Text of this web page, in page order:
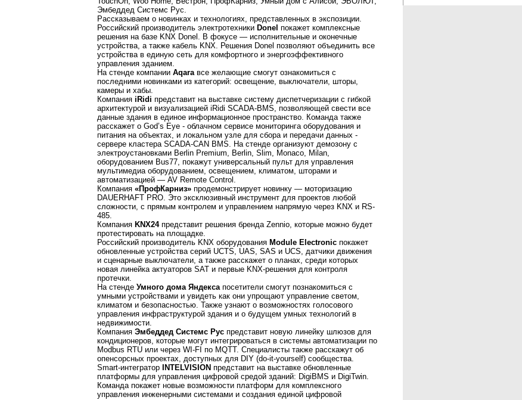
Эмбеддед Системс Рус.
Рассказываем о новинках и технологиях, представленных в экспозиции.
Российский производитель электротехники Donel покажет комплексные
решения на базе KNX Donel. В фокусе — исполнительные и оконечные
устройства, а также кабель KNX. Решения Donel позволяют объединить все
устройства в единую сеть для комфортного и энергоэффективного
управления зданием.
На стенде компании Aqara все желающие смогут ознакомиться с
последними новинками из категорий: освещение, выключатели, шторы,
камеры и хабы.
Компания iRidi представит на выставке систему диспетчеризации с гибкой
архитектурой и визуализацией iRidi SCADA-BMS, позволяющей свести все
данные здания в единое информационное пространство. Команда также
расскажет о God’s Eye - облачном сервисе мониторинга оборудования и
питания на объектах, и локальном узле для сбора и передачи данных -
сервере кластера SCADA-CAN BMS. На стенде организуют демозону с
электроустановками Berlin Premium, Berlin, Slim, Monaco, Milan,
оборудованием Bus77, покажут универсальный пульт для управления
мультимедиа оборудованием, освещением, климатом, шторами и
автоматизацией — AV Remote Control.
Компания «ПрофКарниз» продемонстрирует новинку — моторизацию
DAUERHAFT PRO. Это эксклюзивный инструмент для проектов любой
сложности, с прямым контролем и управлением напрямую через KNX и RS-
485.
Компания KNX24представит решения бренда Zennio, которые можно будет
протестировать на площадке.
Российский производитель KNX оборудования Module Electronic покажет
обновленные устройства серий UCTS, UAS, SAS и UCS, датчики движения
и сценарные выключатели, а также расскажет о планах, среди которых
новая линейка актуаторов SAT и первые KNX-решения для контроля
протечки.
На стенде Умного дома Яндексапосетители смогут познакомиться с
умными устройствами и увидеть как они упрощают управление светом,
климатом и безопасностью. Также узнают о возможностях голосового
управления инфраструктурой здания и о будущем умных технологий в
недвижимости.
Компания Эмбеддед Системс Рус представит новую линейку шлюзов для
кондиционеров, которые могут интегрироваться в системы автоматизации по
Modbus RTU или через WI-FI по MQTT. Специалисты также расскажут об
опенсорсных проектах, доступных для DIY (do-it-yourself) сообщества.
Smart-интегратор
INTELVISION представит на выставке обновленные
платформы для управления цифровой средой зданий: DigiBMS и DigiTwin.
Команда покажет новые возможности платформ для комплексного
управления инженерными системами и создания единой цифровой